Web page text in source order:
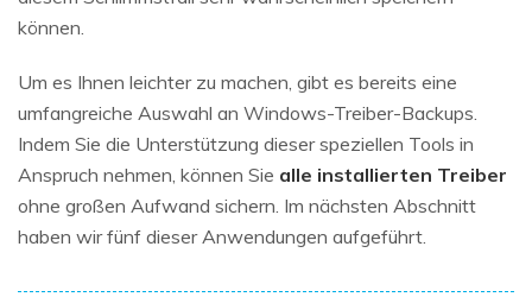
können.
Um es Ihnen leichter zu machen, gibt es bereits eine
umfangreiche Auswahl an Windows-Treiber-Backups.
Indem Sie die Unterstützung dieser speziellen Tools in
Anspruch nehmen, können Sie alle installierten Treiber
ohne großen Aufwand sichern. Im nächsten Abschnitt
haben wir fünf dieser Anwendungen aufgeführt.